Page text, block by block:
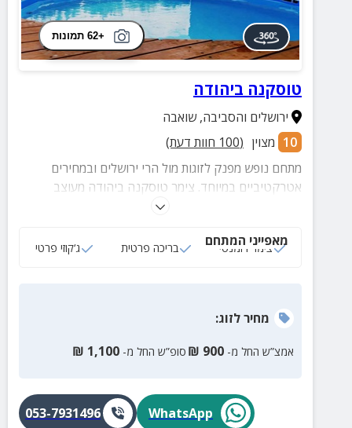
+62 תמונות
טוסקנה ביהודה
ירושלים והסביבה,שואבה
10 מצוין (
100 חוות דעת)
מתחם נופש מפנק לזוגות מול הרי ירושלים ובמחירים
אטרקטיביים במיוחד. צימר טוסקנה ביהודה מעוצב
בקפידה ומאובזר בג'קוזי זרמים, מכונת קפה ועוד שפע
מאפייני המתחם
צימר רומנטי בריכה פרטית ג‘קוזי פרטי
מחירלזוג:
אמצ”ש החל מ- 900
₪ סופ”ש החל מ- 1,100
₪
WhatsApp
053-7931496